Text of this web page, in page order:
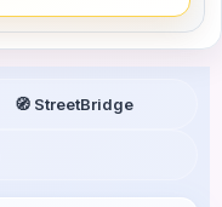
🧭 StreetBridge